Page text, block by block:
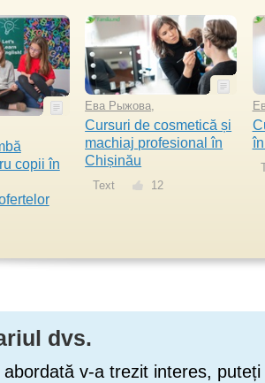
copii în
Ева Рыжова,
Cursuri de cosmetică și
machiaj profesional în
Chișinău
Text 12
dvs.
abordată v-a trezit interes,